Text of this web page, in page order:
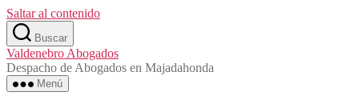
Saltar al contenido
Buscar
Valdenebro Abogados
Despacho de Abogados en Majadahonda
Menú